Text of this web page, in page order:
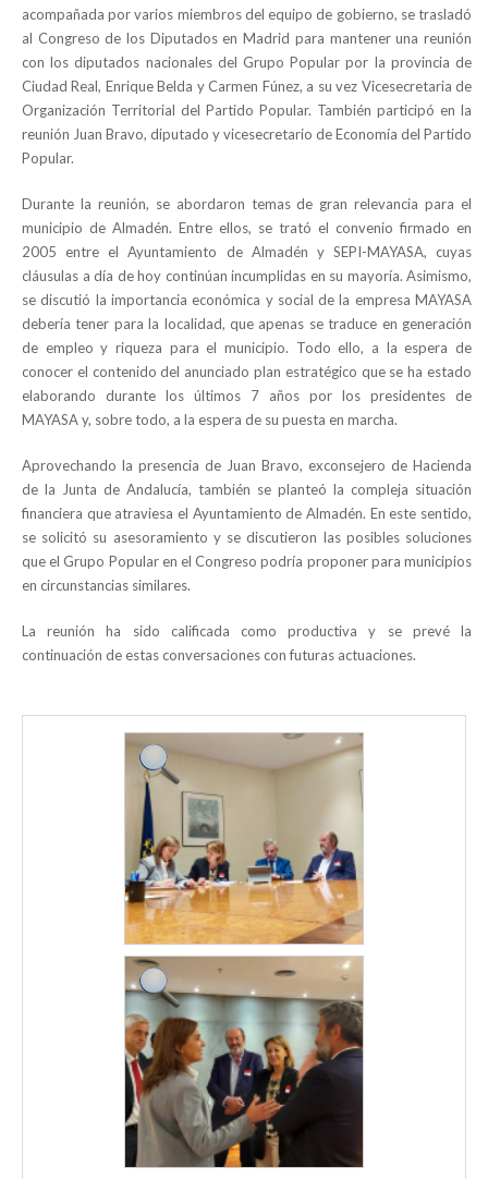
acompañada por varios miembros del equipo de gobierno, se trasladó
al Congreso de los Diputados en Madrid para mantener una reunión
con los diputados nacionales del Grupo Popular por la provincia de
Ciudad Real, Enrique Belda y Carmen Fúnez, a su vez Vicesecretaria de
Organización Territorial del Partido Popular. También participó en la
reunión Juan Bravo, diputado y vicesecretario de Economía del Partido
Popular.
Durante la reunión, se abordaron temas de gran relevancia para el
municipio de Almadén. Entre ellos, se trató el convenio firmado en
2005 entre el Ayuntamiento de Almadén y SEPI-MAYASA, cuyas
cláusulas a día de hoy continúan incumplidas en su mayoría. Asimismo,
se discutió la importancia económica y social de la empresa MAYASA
debería tener para la localidad, que apenas se traduce en generación
de empleo y riqueza para el municipio. Todo ello, a la espera de
conocer el contenido del anunciado plan estratégico que se ha estado
elaborando durante los últimos 7 años por los presidentes de
MAYASA y, sobre todo, a la espera de su puesta en marcha.
Aprovechando la presencia de Juan Bravo, exconsejero de Hacienda
de la Junta de Andalucía, también se planteó la compleja situación
financiera que atraviesa el Ayuntamiento de Almadén. En este sentido,
se solicitó su asesoramiento y se discutieron las posibles soluciones
que el Grupo Popular en el Congreso podría proponer para municipios
en circunstancias similares.
La reunión ha sido calificada como productiva y se prevé la
continuación de estas conversaciones con futuras actuaciones.